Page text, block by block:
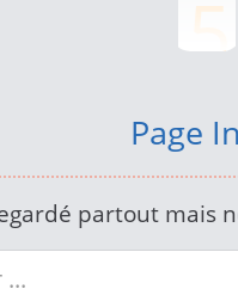
5
6
7
Page
partout mais